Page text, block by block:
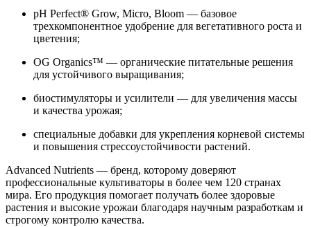
pH Perfect® Grow, Micro, Bloom — базовое
трехкомпонентное удобрение для вегетативного роста и
цветения;
OG Organics™ — органические питательные решения
для устойчивого выращивания;
биостимуляторы и усилители — для увеличения массы
и качества урожая;
специальные добавки для укрепления корневой системы
и повышения стрессоустойчивости растений.
Advanced Nutrients — бренд, которому доверяют
профессиональные культиваторы в более чем 120 странах
мира. Его продукция помогает получать более здоровые
растения и высокие урожаи благодаря научным разработкам и
строгому контролю качества.